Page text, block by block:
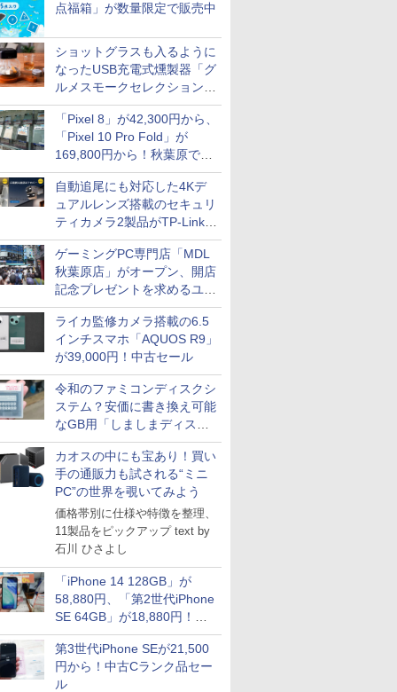
点福箱」が数量限定で販売中
ショットグラスも入るように
なったUSB充電式燻製器「グ
ルメスモークセレクション
2」がサンコーから
「Pixel 8」が42,300円から、
「Pixel 10 Pro Fold」が
169,800円から！秋葉原で中
古のPixelシリーズがお買い得
自動追尾にも対応した4Kデ
ュアルレンズ搭載のセキュリ
ティカメラ2製品がTP-Linkか
ら
ゲーミングPC専門店「MDL
秋葉原店」がオープン、開店
記念プレゼントを求めるユー
ザーが押し寄せ長蛇の列に
ライカ監修カメラ搭載の6.5
インチスマホ「AQUOS R9」
が39,000円！中古セール
令和のファミコンディスクシ
ステム？安価に書き換え可能
なGB用「しましまディスク
システム」
カオスの中にも宝あり！買い
手の通販力も試される“ミニ
PC”の世界を覗いてみよう
価格帯別に仕様や特徴を整理、
11製品をピックアップ text by
石川 ひさよし
「iPhone 14 128GB」が
58,880円、「第2世代iPhone
SE 64GB」が18,880円！中
古Bランク品セール
第3世代iPhone SEが21,500
円から！中古Cランク品セー
ル